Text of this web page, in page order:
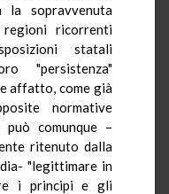
sopravvenuta
ricorrenti
statali
"persistenza"
affatto, come già
normative
comunque –
ritenuto dalla
"legittimare in
i principi e gli